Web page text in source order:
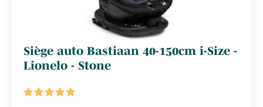
Siège auto Bastiaan 40-150cm i-Size -
Lionelo - Stone